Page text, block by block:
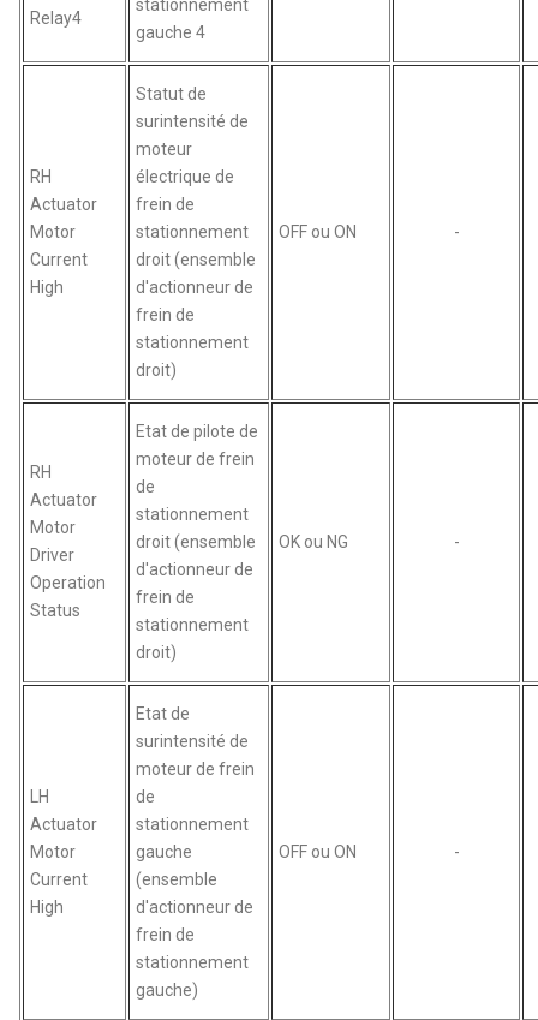
Relay4
stationnement
gauche 4
RH
Actuator
Motor
Current
High
Statut de
surintensité de
moteur
électrique de
frein de
stationnement
droit (ensemble
d'actionneur de
frein de
stationnement
droit)
OFF ou ON -
RH
Actuator
Motor
Driver
Operation
Status
Etat de pilote de
moteur de frein
de
stationnement
droit (ensemble
d'actionneur de
frein de
stationnement
droit)
OK ou NG -
LH
Actuator
Motor
Current
High
Etat de
surintensité de
moteur de frein
de
stationnement
gauche
(ensemble
d'actionneur de
frein de
stationnement
gauche)
OFF ou ON -